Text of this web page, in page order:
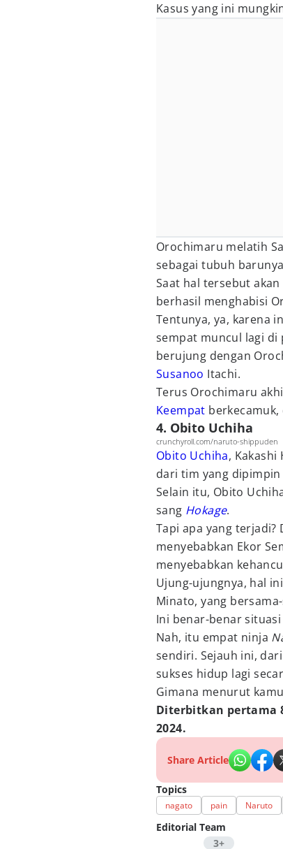
Kasus yang ini
Orochimaru melatih
sebagai tubuh
Saat hal tersebut
berhasil menghabisi
Tentunya, ya, karena
sempat muncul lagi di
berujung dengan
Susanoo Itachi.
Terus Orochimaru
Keempat
4. Obito Uchiha
crunchyroll.com/naruto-shippuden
Obito Uchiha, Kakashi
dari tim yang
Selain itu, Obito
sang Hokage.
Tapi apa yang
menyebabkan Ekor
menyebabkan
Ujung-ujungnya, hal
Minato, yang
Ini benar-benar
Nah, itu empat ninja
sendiri. Sejauh ini,
sukses hidup lagi
Gimana menurut
Diterbitkan pertama
2024.
Share Article
Topics
nagato pain Naruto
Editorial Team
3+